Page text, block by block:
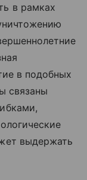
в рамках
в подобных
связаны
выдержать